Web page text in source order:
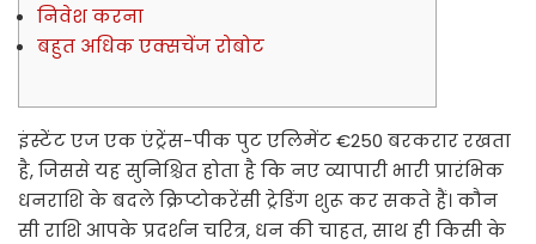
निवेश करना
बहुत अधिक एक्सचेंज रोबोट
इंस्टेंट एज एक एंट्रेंस-पीक पुट एलिमेंट €250 बरकरार रखता
है, जिससे यह सुनिश्चित होता है कि नए व्यापारी भारी प्रारंभिक
धनराशि के बदले क्रिप्टोकरेंसी ट्रेडिंग शुरू कर सकते हैं। कौन
सी राशि आपके प्रदर्शन चरित्र, धन की चाहत, साथ ही किसी के